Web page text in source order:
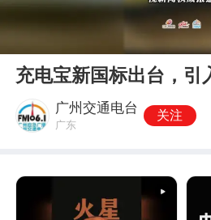
充电宝新国标出台，引
广州交通电台
广东
关注